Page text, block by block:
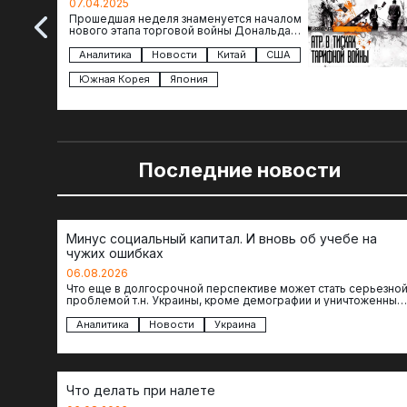
07.04.2025
Прошедшая неделя знаменуется началом
нового этапа торговой войны Дональда
импорта из более 100 стран…
Аналитика Новости Китай
США
Южная Корея
Япония
Последние новости
Минус социальный капитал. И вновь об учебе на
чужих ошибках
06.08.2026
Что еще в долгосрочной перспективе может стать серьезной
проблемой т.н. Украины, кроме демографии и уничтоженных
Аналитика Новости Украина
Что делать при налете